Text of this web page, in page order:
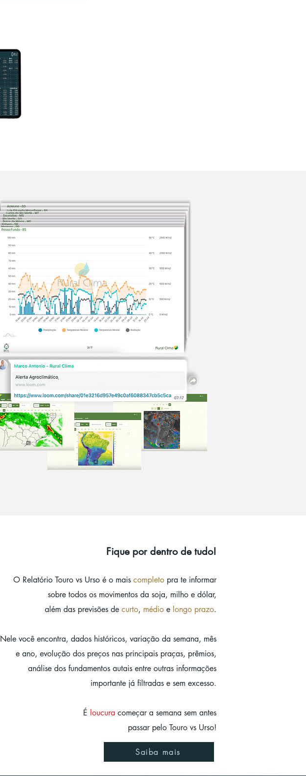
Fique por dentro de tudo!
O Relatório Touro vs Urso é o mais completo pra te informar
sobre todos os movimentos da soja, milho e dólar,
além das previsões de curto, médio e longo prazo.
Nele você encontra, dados históricos, variação da semana, mês
e ano, evolução dos preços nas principais praças, prêmios,
análise dos fundamentos autais entre outras informações
importante já filtradas e sem excesso.
É loucura começar a semana sem antes
passar pelo Touro vs Urso!
Saiba mais